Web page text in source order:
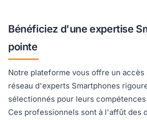
Bénéficiez d'une expertise
pointe
Notre plateforme vous offre un accès
réseau d'experts Smartphones
sélectionnés pour leurs
Ces professionnels sont à l'affût des